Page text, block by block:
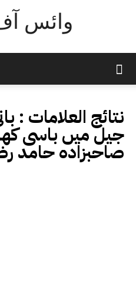
وائس
نتائج العلامات :
جیل میں باسی
صاحبزادہ حامد